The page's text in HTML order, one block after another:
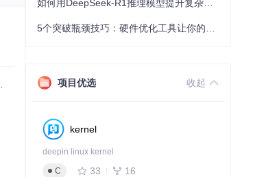
项目优选 收起
kernel
deepin linux kernel
C
33 16